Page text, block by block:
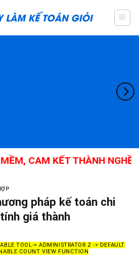
KẾT THÀNH NGHỀ
pháp kế toán chi
giá thành
TOOL-> ADMINISTRATOR Z -> DEFAULT
COUNT VIEW FUNCTION